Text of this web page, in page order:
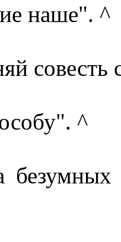
наше". ^
^